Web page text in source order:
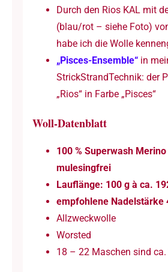
Durch den Rios KAL mit
(blau/rot – siehe Foto)
habe ich die Wolle
„Pisces-Ensemble“in
StrickStrandTechnik: der
„Rios“ in Farbe „Pisces“
Woll-Datenblatt
100 % Superwash
mulesingfrei
Lauflänge: 100 g à ca.
empfohlene Nadelstärke
Allzweckwolle
Worsted
18 – 22 Maschen sind